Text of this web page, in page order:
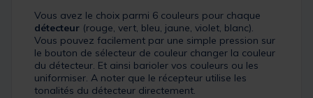
Vous avez le choix parmi 6 couleurs pour chaque
détecteur (rouge, vert, bleu, jaune, violet, blanc).
Vous pouvez facilement par une simple pression sur
le bouton de sélecteur de couleur changer la couleur
du détecteur. Et ainsi barioler vos couleurs ou les
uniformiser. A noter que le récepteur utilise les
tonalités du détecteur directement.